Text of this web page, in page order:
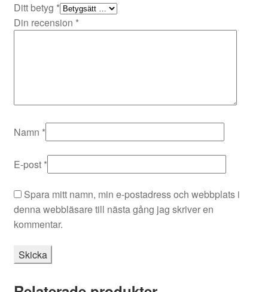
Ditt betyg *
Din recension *
Namn *
E-post *
Spara mitt namn, min e-postadress och webbplats i
denna webbläsare till nästa gång jag skriver en
kommentar.